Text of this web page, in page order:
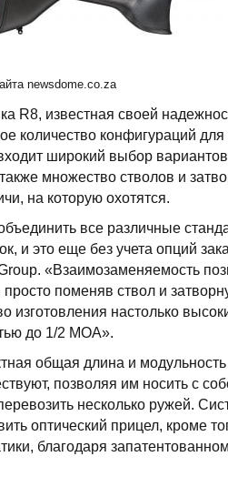
newsdome.co.za
R8, известная своей
количество конфигураций
широкий выбор
множество стволов и
на которую охотятся.
все различные
и это еще без учета опций
«Взаимозаменяемость
просто поменяв ствол и
изготовления настолько
до 1/2 МОА».
общая длина и
позволяя им носить с
несколько ружей.
оптический прицел, кроме
благодаря